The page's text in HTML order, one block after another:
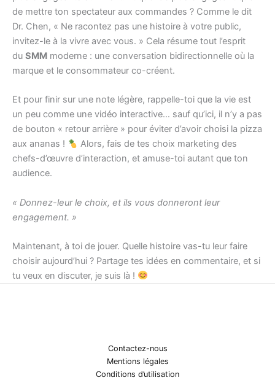
de mettre ton spectateur aux commandes ? Comme le dit
Dr. Chen, « Ne racontez pas une histoire à votre public,
invitez-le à la vivre avec vous. » Cela résume tout l’esprit
du SMM moderne : une conversation bidirectionnelle où la
marque et le consommateur co-créent.
Et pour finir sur une note légère, rappelle-toi que la vie est
un peu comme une vidéo interactive… sauf qu’ici, il n’y a pas
de bouton « retour arrière » pour éviter d’avoir choisi la pizza
aux ananas !
Alors, fais de tes choix marketing des
chefs-d’œuvre d’interaction, et amuse-toi autant que ton
audience.
« Donnez-leur le choix, et ils vous donneront leur
engagement. »
Maintenant, à toi de jouer. Quelle histoire vas-tu leur faire
choisir aujourd’hui ? Partage tes idées en commentaire, et si
tu veux en discuter, je suis là !
Contactez-nous
Mentions légales
Conditions d’utilisation